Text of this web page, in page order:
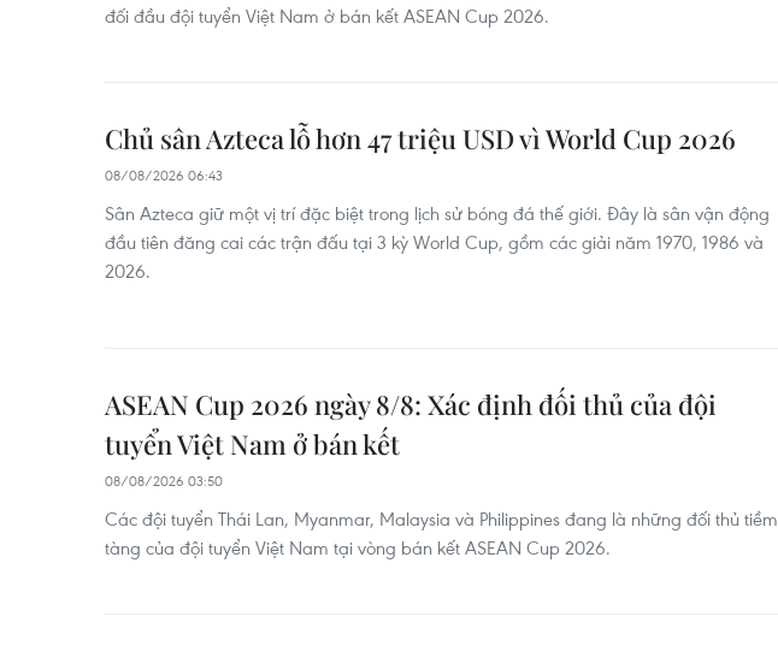
đối đầu đội tuyển Việt Nam ở bán kết ASEAN Cup 2026.
Chủ sân Azteca lỗ hơn 47 triệu USD vì World Cup 2026
08/08/2026 06:43
Sân Azteca giữ một vị trí đặc biệt trong lịch sử bóng đá thế giới. Đây là sân vận động
đầu tiên đăng cai các trận đấu tại 3 kỳ World Cup, gồm các giải năm 1970, 1986 và
2026.
ASEAN Cup 2026 ngày 8/8: Xác định đối thủ của đội
tuyển Việt Nam ở bán kết
08/08/2026 03:50
Các đội tuyển Thái Lan, Myanmar, Malaysia và Philippines đang là những đối thủ tiềm
tàng của đội tuyển Việt Nam tại vòng bán kết ASEAN Cup 2026.